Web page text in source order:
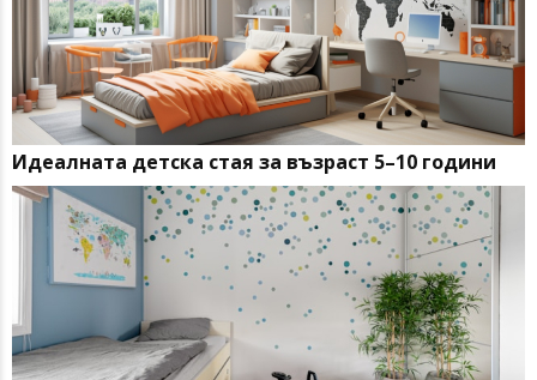
Идеалната детска стая за възраст 5–10 години